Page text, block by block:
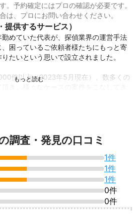
。予約確定にはプロの確認が必要です。
は、プロにお問い合わせください。
供するサービス）
めていた代表が、探偵業界の運営手法
困っているご依頼者様たちにもっと寄
たいという思いで設立されました。
件以上（2023年5月現在）、数多くの
。
相談ください。
である料金、そして法人運営ならでは
提案させて頂いております。
のでその上でお断り頂いても構いませ
ちでご相談ください。
でもお力になれるよう、親身になって
（2023年5月現在）
すべて見る
調査・発見の口コミ
1件
1件
1件
0件
0件